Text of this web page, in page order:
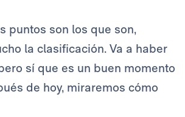
puntos son los que son,
la clasificación. Va a haber
sí que es un buen momento
de hoy, miraremos cómo